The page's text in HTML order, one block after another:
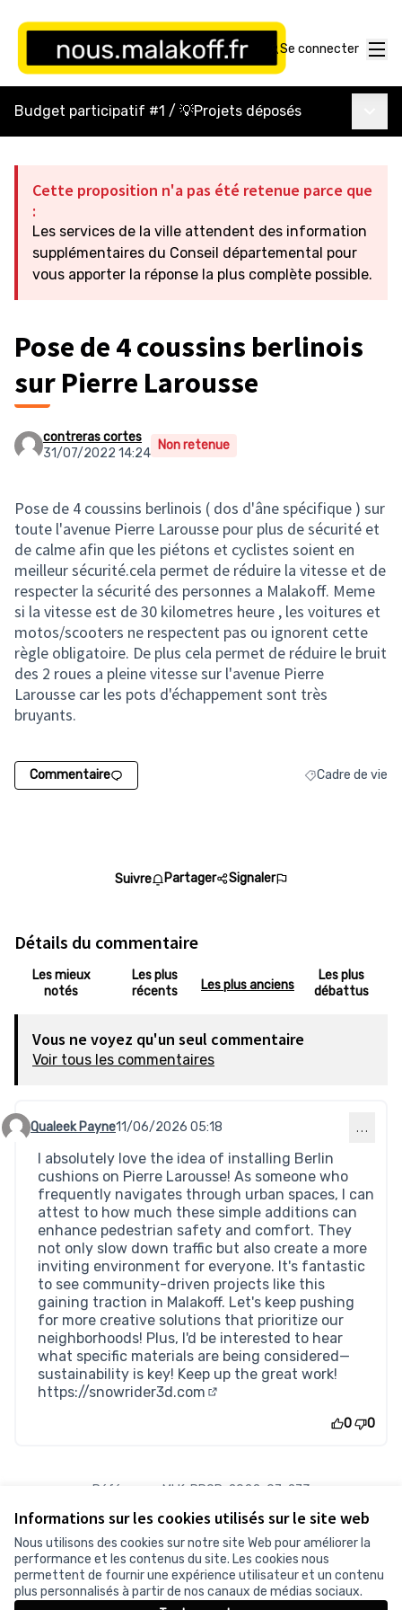
Informations sur les cookies utilisés sur le site web
Nous utilisons des cookies sur notre site Web pour améliorer la
performance et les contenus du site. Les cookies nous
permettent de fournir une expérience utilisateur et un contenu
plus personnalisés à partir de nos canaux de médias sociaux.
Se connecter
Budget participatif #1 / 💡Projets déposés
Cette proposition n'a pas été retenue parce que
:
Les services de la ville attendent des information
supplémentaires du Conseil départemental pour
vous apporter la réponse la plus complète possible.
Pose de 4 coussins berlinois
sur Pierre Larousse
contreras cortes
31/07/2022 14:24
Non retenue
Pose de 4 coussins berlinois ( dos d'âne spécifique ) sur
toute l'avenue Pierre Larousse pour plus de sécurité et
de calme afin que les piétons et cyclistes soient en
meilleur sécurité.cela permet de réduire la vitesse et de
respecter la sécurité des personnes a Malakoff. Meme
si la vitesse est de 30 kilometres heure , les voitures et
motos/scooters ne respectent pas ou ignorent cette
règle obligatoire. De plus cela permet de réduire le bruit
des 2 roues a pleine vitesse sur l'avenue Pierre
Larousse car les pots d'échappement sont très
bruyants.
Commentaire Filtrer les
Cadre de vie
Suivre Partager Signaler
Détails du commentaire
Les mieux
notés
Les plus
récents
Les plus anciens
Les plus
débattus
Vous ne voyez qu'un seul commentaire
Voir tous les commentaires
Commentaire 974
Qualeek Payne11/06/2026 05:18 …
I absolutely love the idea of installing Berlin
cushions on Pierre Larousse! As someone who
frequently navigates through urban spaces, I can
attest to how much these simple additions can
enhance pedestrian safety and comfort. They
not only slow down traffic but also create a more
inviting environment for everyone. It's fantastic
to see community-driven projects like this
gaining traction in Malakoff. Let's keep pushing
for more creative solutions that prioritize our
neighborhoods! Plus, I'd be interested to hear
what specific materials are being considered—
sustainability is key! Keep up the great work!
https://snowrider3d.com
0 0
Référence : MLK-PROP-2022-07-273
Vérifiez l'empreinte numérique
Conditions d'utilisation
Paramètres des cookies